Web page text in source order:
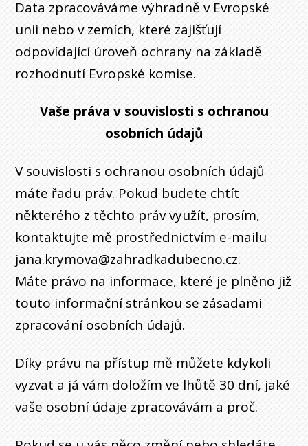
Data zpracováváme výhradně v Evropské
unii nebo v zemích, které zajišťují
odpovídající úroveň ochrany na základě
rozhodnutí Evropské komise.
Vaše práva v souvislosti s ochranou
osobních údajů
V souvislosti s ochranou osobních údajů
máte řadu práv. Pokud budete chtít
některého z těchto práv využít, prosím,
kontaktujte mě prostřednictvím e-mailu
jana.krymova@zahradkadubecno.cz.
Máte právo na informace, které je plněno již
touto informační stránkou se zásadami
zpracování osobních údajů.
Díky právu na přístup mě můžete kdykoli
vyzvat a já vám doložím ve lhůtě 30 dní, jaké
vaše osobní údaje zpracovávám a proč.